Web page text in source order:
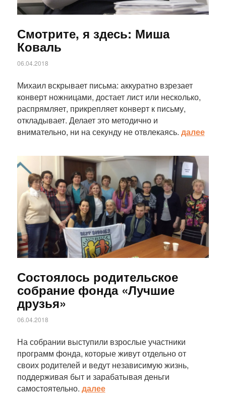
Смотрите, я здесь: Миша
Коваль
06.04.2018
Михаил вскрывает письма: аккуратно взрезает
конверт ножницами, достает лист или несколько,
распрямляет, прикрепляет конверт к письму,
откладывает. Делает это методично и
внимательно, ни на секунду не отвлекаясь. далее
Статья
Состоялось родительское
собрание фонда «Лучшие
друзья»
06.04.2018
На собрании выступили взрослые участники
программ фонда, которые живут отдельно от
своих родителей и ведут независимую жизнь,
поддерживая быт и зарабатывая деньги
самостоятельно. далее